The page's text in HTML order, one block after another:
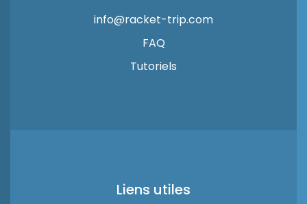
info@racket-trip.com
FAQ
Tutoriels
Liens utiles